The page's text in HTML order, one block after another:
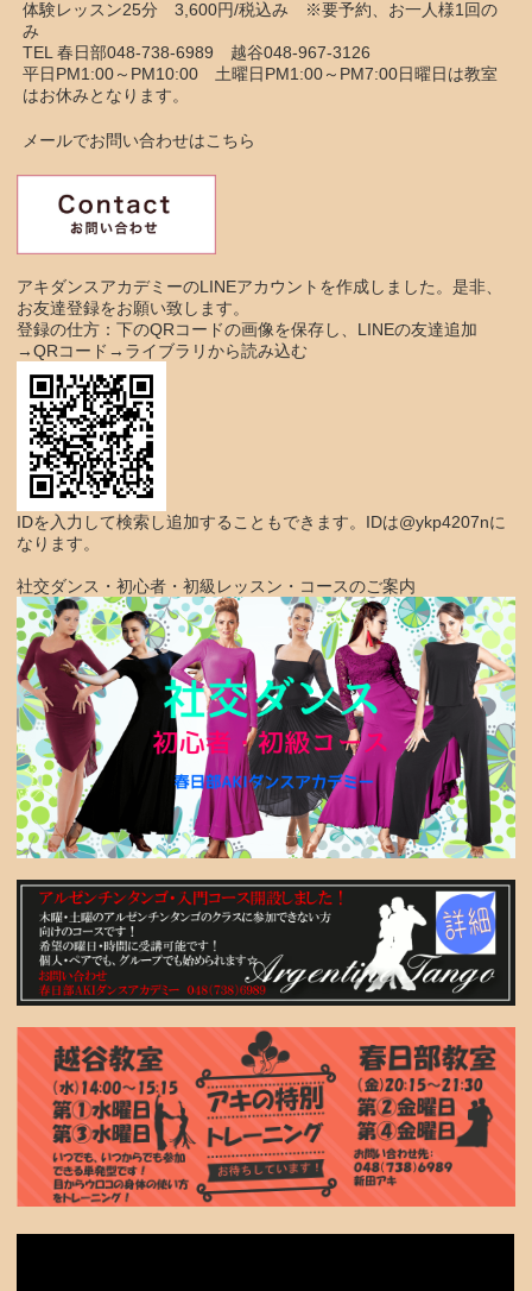
体験レッスン25分 3,600円/税込み ※要予約、お一人様1回の
み
TEL 春日部048-738-6989 越谷048-967-3126
平日PM1:00～PM10:00 土曜日PM1:00～PM7:00日曜日は教室
はお休みとなります。
メールでお問い合わせはこちら
アキダンスアカデミーのLINEアカウントを作成しました。是非、
お友達登録をお願い致します。
登録の仕方：下のQRコードの画像を保存し、LINEの友達追加
→QRコード→ライブラリから読み込む
IDを入力して検索し追加することもできます。IDは@ykp4207nに
なります。
社交ダンス・初心者・初級レッスン・コースのご案内